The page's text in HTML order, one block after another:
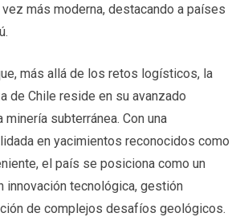
más moderna, destacando a países
más allá de los retos logísticos, la
de Chile reside en su avanzado
subterránea. Con una
en yacimientos reconocidos como
el país se posiciona como un
innovación tecnológica, gestión
de complejos desafíos geológicos.